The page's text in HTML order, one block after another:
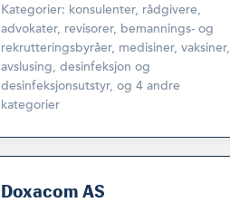
Kategorier: konsulenter, rådgivere,
advokater, revisorer, bemannings- og
rekrutteringsbyråer, medisiner, vaksiner,
avslusing, desinfeksjon og
desinfeksjonsutstyr,og 4 andre
kategorier
Doxacom AS